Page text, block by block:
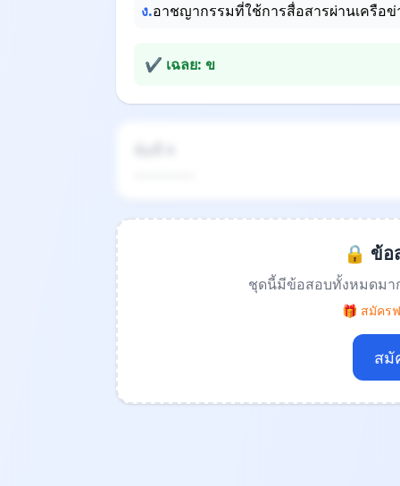
ง.อาชญากรรมที่ใช้การสื่อสารผ่านเครือข่
✔ เฉลย: ข
🔒 ข้อ
ชุดนี้มีข้อสอบทั้งหมดมา
🎁 สมัคร
สมั